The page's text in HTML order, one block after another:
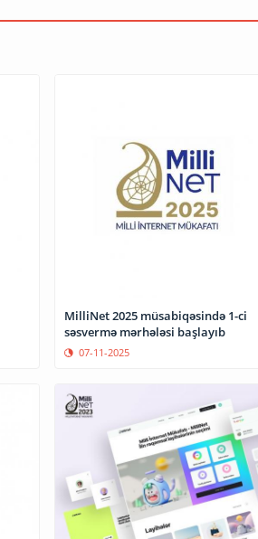
MilliNet 2025 müsabiqəsində 1-ci
səsvermə mərhələsi başlayıb
07-11-2025